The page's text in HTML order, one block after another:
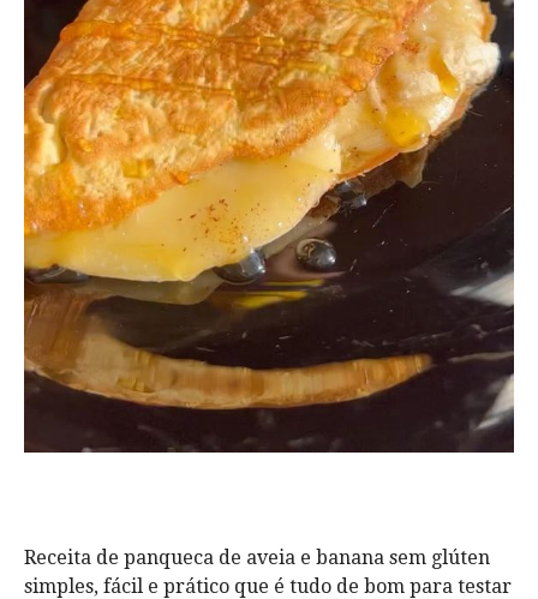
Receita de panqueca de aveia e banana sem glúten
simples, fácil e prático que é tudo de bom para testar